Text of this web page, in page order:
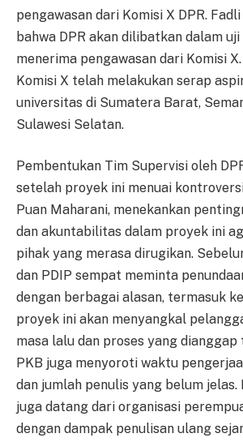
pengawasan dari Komisi X DPR.
bahwa DPR akan dilibatkan dalam
menerima pengawasan dari Komisi
Komisi X telah melakukan serap
universitas di Sumatera Barat,
Sulawesi Selatan.
Pembentukan Tim Supervisi oleh
setelah proyek ini menuai
Puan Maharani, menekankan
dan akuntabilitas dalam proyek ini
pihak yang merasa dirugikan.
dan PDIP sempat meminta
dengan berbagai alasan, termasuk
proyek ini akan menyangkal
masa lalu dan proses yang
PKB juga menyoroti waktu
dan jumlah penulis yang belum
juga datang dari organisasi
dengan dampak penulisan ulang